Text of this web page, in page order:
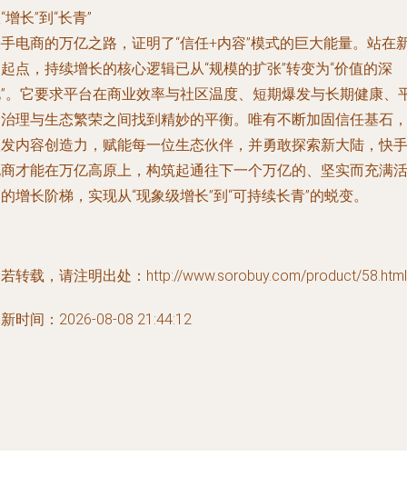
增长”到“长青”
电商的万亿之路，证明了“信任+内容”模式的巨大能量。站在
点，持续增长的核心逻辑已从“规模的扩张”转变为“价值的深
。它要求平台在商业效率与社区温度、短期爆发与长期健康、
理与生态繁荣之间找到精妙的平衡。唯有不断加固信任基石，
内容创造力，赋能每一位生态伙伴，并勇敢探索新大陆，快手
才能在万亿高原上，构筑起通往下一个万亿的、坚实而充满活
增长阶梯，实现从“现象级增长”到“可持续长青”的蜕变。
转载，请注明出处：http://www.sorobuy.com/product/58.html
时间：2026-08-08 21:44:12